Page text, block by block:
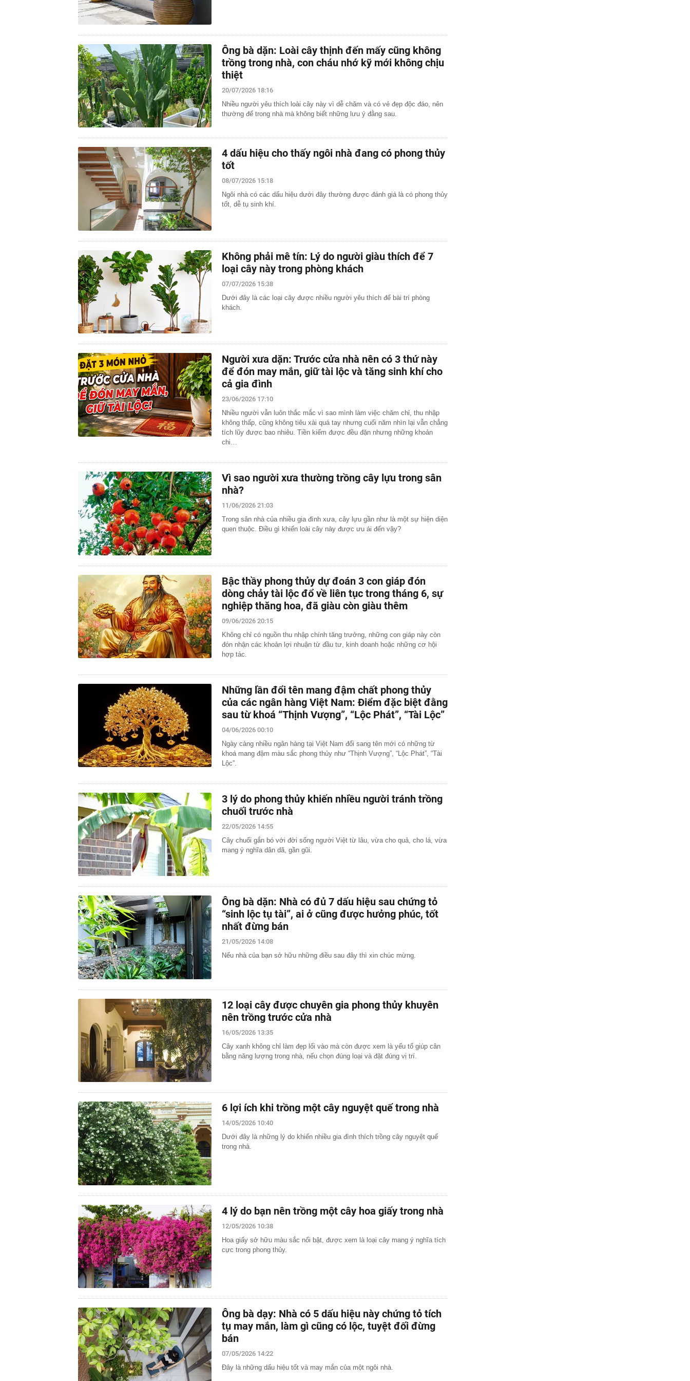
Ông bà dặn: Loài cây thịnh đến mấy cũng không
trồng trong nhà, con cháu nhớ kỹ mới không chịu
thiệt
20/07/2026 18:16
Nhiều người yêu thích loài cây này vì dễ chăm và có vẻ đẹp độc đáo, nên
thường để trong nhà mà không biết những lưu ý đằng sau.
4 dấu hiệu cho thấy ngôi nhà đang có phong thủy
tốt
08/07/2026 15:18
Ngôi nhà có các dấu hiệu dưới đây thường được đánh giá là có phong thủy
tốt, dễ tụ sinh khí.
Không phải mê tín: Lý do người giàu thích để 7
loại cây này trong phòng khách
07/07/2026 15:38
Dưới đây là các loại cây được nhiều người yêu thích để bài trí phòng
khách.
Người xưa dặn: Trước cửa nhà nên có 3 thứ này
để đón may mắn, giữ tài lộc và tăng sinh khí cho
cả gia đình
23/06/2026 17:10
Nhiều người vẫn luôn thắc mắc vì sao mình làm việc chăm chỉ, thu nhập
không thấp, cũng không tiêu xài quá tay nhưng cuối năm nhìn lại vẫn chẳng
tích lũy được bao nhiêu. Tiền kiếm được đều đặn nhưng những khoản
chi…
Vì sao người xưa thường trồng cây lựu trong sân
nhà?
11/06/2026 21:03
Trong sân nhà của nhiều gia đình xưa, cây lựu gần như là một sự hiện diện
quen thuộc. Điều gì khiến loài cây này được ưu ái đến vậy?
Bậc thầy phong thủy dự đoán 3 con giáp đón
dòng chảy tài lộc đổ về liên tục trong tháng 6, sự
nghiệp thăng hoa, đã giàu còn giàu thêm
09/06/2026 20:15
Không chỉ có nguồn thu nhập chính tăng trưởng, những con giáp này còn
đón nhận các khoản lợi nhuận từ đầu tư, kinh doanh hoặc những cơ hội
hợp tác.
Những lần đổi tên mang đậm chất phong thủy
của các ngân hàng Việt Nam: Điểm đặc biệt đằng
sau từ khoá “Thịnh Vượng”, “Lộc Phát”, “Tài Lộc”
04/06/2026 00:10
Ngày càng nhiều ngân hàng tại Việt Nam đổi sang tên mới có những từ
khoá mang đậm màu sắc phong thủy như “Thịnh Vượng”, “Lộc Phát”, “Tài
Lộc”.
3 lý do phong thủy khiến nhiều người tránh trồng
chuối trước nhà
22/05/2026 14:55
Cây chuối gắn bó với đời sống người Việt từ lâu, vừa cho quả, cho lá, vừa
mang ý nghĩa dân dã, gần gũi.
Ông bà dặn: Nhà có đủ 7 dấu hiệu sau chứng tỏ
“sinh lộc tụ tài”, ai ở cũng được hưởng phúc, tốt
nhất đừng bán
21/05/2026 14:08
Nếu nhà của bạn sở hữu những điều sau đây thì xin chúc mừng.
12 loại cây được chuyên gia phong thủy khuyên
nên trồng trước cửa nhà
16/05/2026 13:35
Cây xanh không chỉ làm đẹp lối vào mà còn được xem là yếu tố giúp cân
bằng năng lượng trong nhà, nếu chọn đúng loại và đặt đúng vị trí.
6 lợi ích khi trồng một cây nguyệt quế trong nhà
14/05/2026 10:40
Dưới đây là những lý do khiến nhiều gia đình thích trồng cây nguyệt quế
trong nhà.
4 lý do bạn nên trồng một cây hoa giấy trong nhà
12/05/2026 10:38
Hoa giấy sở hữu màu sắc nổi bật, được xem là loại cây mang ý nghĩa tích
cực trong phong thủy.
Ông bà dạy: Nhà có 5 dấu hiệu này chứng tỏ tích
tụ may mắn, làm gì cũng có lộc, tuyệt đối đừng
bán
07/05/2026 14:22
Đây là những dấu hiệu tốt và may mắn của một ngôi nhà.